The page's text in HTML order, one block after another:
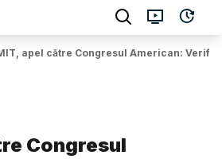
apel către Congresul American:
Congresul